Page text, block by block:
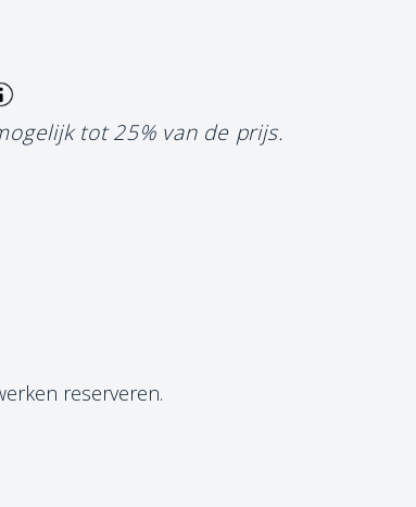
tot 25% van de prijs.
reserveren.